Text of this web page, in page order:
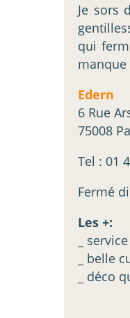
Je sors
qui
Edern
6 Rue
75008
Tel : 01
Fermé
Les +:
_
_ belle
_ déco